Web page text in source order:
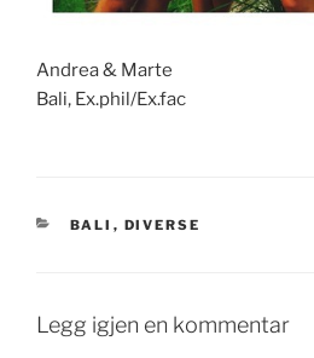
Andrea & Marte
Bali, Ex.phil/Ex.fac
KATEGORIER
BALI , DIVERSE
Legg igjen en kommentar